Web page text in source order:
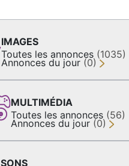
IMAGES
Toutes les annonces (1035)
Annonces du jour (0)
MULTIMÉDIA
Toutes les annonces (56)
Annonces du jour (0)
SONS